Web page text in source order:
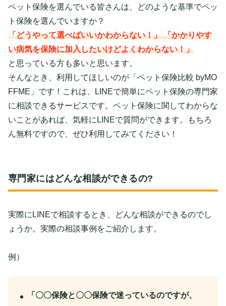
ペット保険を選んでいる皆さんは、どのような基準でペッ
ト保険を選んでいますか？
「どうやって選べばいいかわからない！」 「かかりやす
い病気を保険に加入したいけどよくわからない！」
と思っている方も多いと思います。
そんなとき、利用してほしいのが「ペット保険比較 byMO
FFME」です！これは、LINEで簡単にペット保険の専門家
に相談できるサービスです。ペット保険に関してわからな
いことがあれば、気軽にLINEで質問ができます。もちろ
ん無料ですので、ぜひ利用してみてください！
専門家にはどんな相談ができるの?
実際にLINEで相談するとき、どんな相談ができるのでし
ょうか。実際の相談事例をご紹介します。
例）
「〇〇保険と〇〇保険で迷っているのですが、